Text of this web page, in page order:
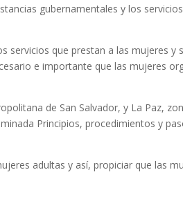
gubernamentales y los
servicios que prestan a las mujeres y
e importante que las mujeres
de San Salvador, y La Paz,
Principios, procedimientos y
adultas y así, propiciar que las